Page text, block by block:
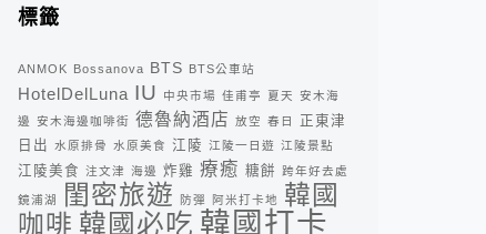
標籤
ANMOK Bossanova BTS BTS公車站
HotelDelLuna IU 中央市場 佳甫亭 夏天 安木海
邊 安木海邊咖啡街 德魯納酒店 放空 春日
正東津
日出 水原排骨 水原美食 江陵 江陵一日遊 江陵景點
江陵美食 注文津 海邊 炸雞 療癒 糖餅 跨年好去處
鏡浦湖 閨密旅遊 防彈 阿米打卡地
韓國
咖啡 韓國必吃 韓國打卡